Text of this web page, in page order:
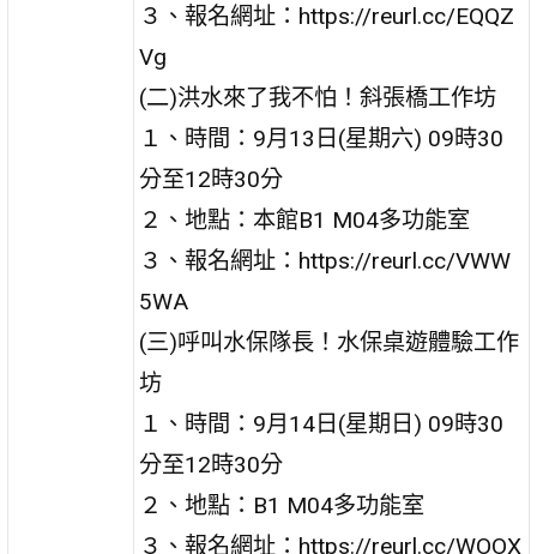
３、報名網址：https://reurl.cc/EQQZ
Vg
(二)洪水來了我不怕！斜張橋工作坊
１、時間：9月13日(星期六) 09時30
分至12時30分
２、地點：本館B1 M04多功能室
３、報名網址：https://reurl.cc/VWW
5WA
(三)呼叫水保隊長！水保桌遊體驗工作
坊
１、時間：9月14日(星期日) 09時30
分至12時30分
２、地點：B1 M04多功能室
３、報名網址：https://reurl.cc/WOOX